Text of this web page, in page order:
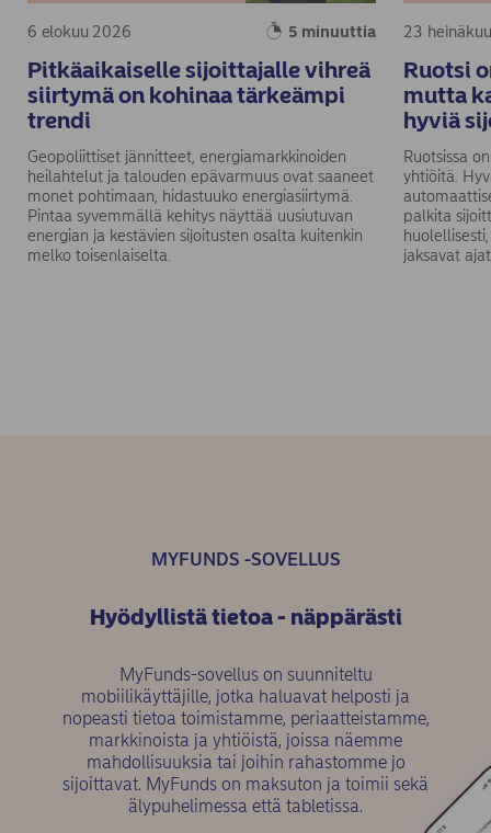
6 elokuu 2026 5 minuuttia
Pitkäaikaiselle sijoittajalle vihreä
siirtymä on kohinaa tärkeämpi
trendi
Geopoliittiset jännitteet, energiamarkkinoiden
heilahtelut ja talouden epävarmuus ovat saaneet
monet pohtimaan, hidastuuko energiasiirtymä.
Pintaa syvemmällä kehitys näyttää uusiutuvan
energian ja kestävien sijoitusten osalta kuitenkin
melko toisenlaiselta.
23
Ruotsi
mutta
hyviä
Ruotsissa
yhtiöitä.
palkita
jaksavat
MYFUNDS -SOVELLUS
Hyödyllistä tietoa - näppärästi
MyFunds-sovellus on suunniteltu
mobiilikäyttäjille, jotka haluavat helposti ja
nopeasti tietoa toimistamme, periaatteistamme,
markkinoista ja yhtiöistä, joissa näemme
mahdollisuuksia tai joihin rahastomme jo
sijoittavat. MyFunds on maksuton ja toimii sekä
älypuhelimessa että tabletissa.